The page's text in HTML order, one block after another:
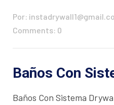
Por:
Comments: 0
Baños Con
Baños Con Sistema